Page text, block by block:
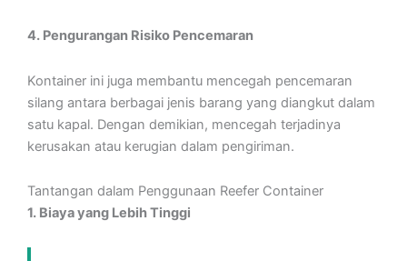
4. Pengurangan Risiko Pencemaran
Kontainer ini juga membantu mencegah pencemaran
silang antara berbagai jenis barang yang diangkut dalam
satu kapal. Dengan demikian, mencegah terjadinya
kerusakan atau kerugian dalam pengiriman.
Tantangan dalam Penggunaan Reefer Container
1. Biaya yang Lebih Tinggi